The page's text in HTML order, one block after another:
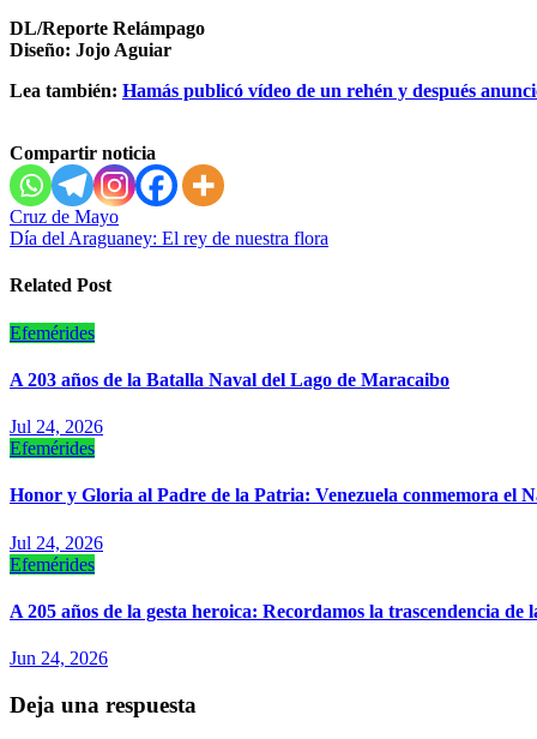
DL/Reporte Relámpago
Diseño: Jojo Aguiar
Lea también: Hamás publicó vídeo de un rehén y después
Compartir noticia
Navegación
de
entradas
Cruz de Mayo
Día del Araguaney: El rey de nuestra flora
Related Post
Efemérides
A 203 años de la Batalla Naval del Lago de Maracaibo
Jul 24, 2026
Efemérides
Honor y Gloria al Padre de la Patria: Venezuela conmemora el
Jul 24, 2026
Efemérides
A 205 años de la gesta heroica: Recordamos la trascendencia
Jun 24, 2026
Deja una respuesta